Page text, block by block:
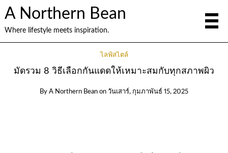
A Northern Bean
Where lifestyle meets inspiration.
ไลฟ์สไตล์
มัดรวม 8 วิธีเลือกกันแดดให้เหมาะสมกับทุกสภาพผิว
By A Northern Bean on วันเสาร์, กุมภาพันธ์ 15, 2025